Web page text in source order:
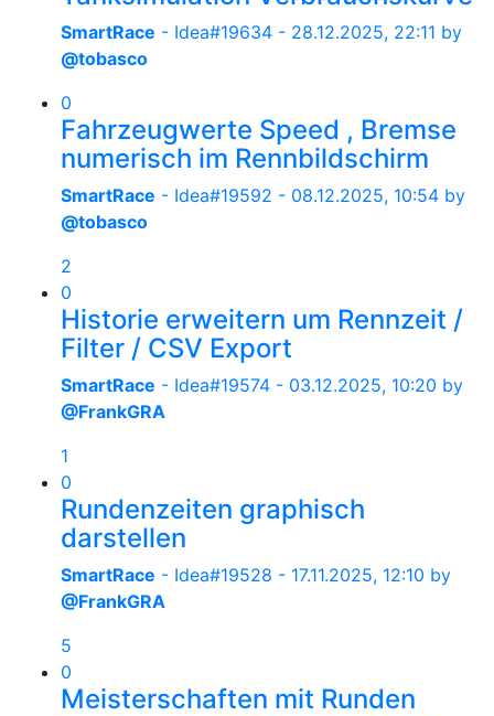
SmartRace - Idea#19634 - 28.12.2025, 22:11 by
@tobasco
0
Fahrzeugwerte Speed , Bremse
numerisch im Rennbildschirm
SmartRace - Idea#19592 - 08.12.2025, 10:54 by
@tobasco
2
0
Historie erweitern um Rennzeit /
Filter / CSV Export
SmartRace - Idea#19574 - 03.12.2025, 10:20 by
@FrankGRA
1
0
Rundenzeiten graphisch
darstellen
SmartRace - Idea#19528 - 17.11.2025, 12:10 by
@FrankGRA
5
0
Meisterschaften mit Runden